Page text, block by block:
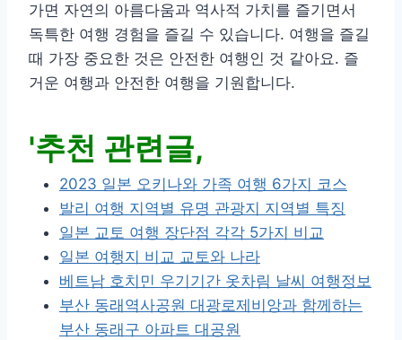
가면 자연의 아름다움과 역사적 가치를 즐기면서
독특한 여행 경험을 즐길 수 있습니다. 여행을 즐길
때 가장 중요한 것은 안전한 여행인 것 같아요. 즐
거운 여행과 안전한 여행을 기원합니다.
'추천 관련글,
2023 일본 오키나와 가족 여행 6가지 코스
발리 여행 지역별 유명 관광지 지역별 특징
일본 교토 여행 장단점 각각 5가지 비교
일본 여행지 비교 교토와 나라
베트남 호치민 우기기간 옷차림 날씨 여행정보
부산 동래역사공원 대광로제비앙과 함께하는
부산 동래구 아파트 대공원